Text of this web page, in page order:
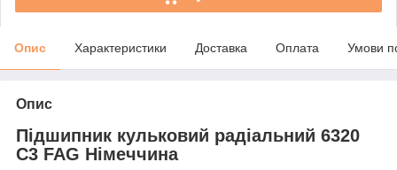
Опис Характеристики Доставка Оплата Умови
Опис
Підшипник кульковий радіальний 6320
C3 FAG Німеччина